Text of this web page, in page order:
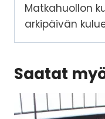
Matkahuollon
arkipäivän
Saatat